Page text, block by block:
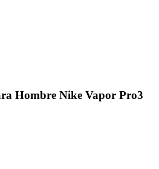
Hombre Nike Vapor Pro3